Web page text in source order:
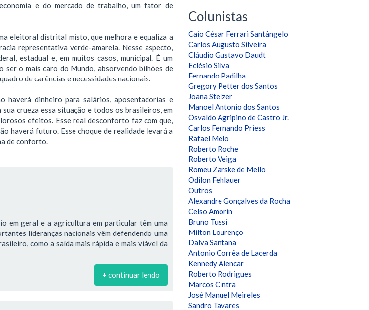
e do mercado de trabalho, um fator de
eleitoral distrital misto, que melhora e equaliza a
representativa verde-amarela. Nesse aspecto,
estadual e, em muitos casos, municipal. É um
o mais caro do Mundo, absorvendo bilhões de
de carências e necessidades nacionais.
haverá dinheiro para salários, aposentadorias e
crueza essa situação e todos os brasileiros, em
efeitos. Esse real desconforto faz com que,
haverá futuro. Esse choque de realidade levará a
de conforto.
em geral e a agricultura em particular têm uma
lideranças nacionais vêm defendendo uma
como a saída mais rápida e mais viável da
+ continuar lendo
Colunistas
Caio César Ferrari Santângelo
Carlos Augusto Silveira
Cláudio Gustavo Daudt
Eclésio Silva
Fernando Padilha
Gregory Petter dos Santos
Joana Stelzer
Manoel Antonio dos Santos
Osvaldo Agripino de Castro Jr.
Carlos Fernando Priess
Rafael Melo
Roberto Roche
Roberto Veiga
Romeu Zarske de Mello
Odilon Fehlauer
Outros
Alexandre Gonçalves da Rocha
Celso Amorin
Bruno Tussi
Milton Lourenço
Dalva Santana
Antonio Corrêa de Lacerda
Kennedy Alencar
Roberto Rodrigues
Marcos Cintra
José Manuel Meireles
Sandro Tavares